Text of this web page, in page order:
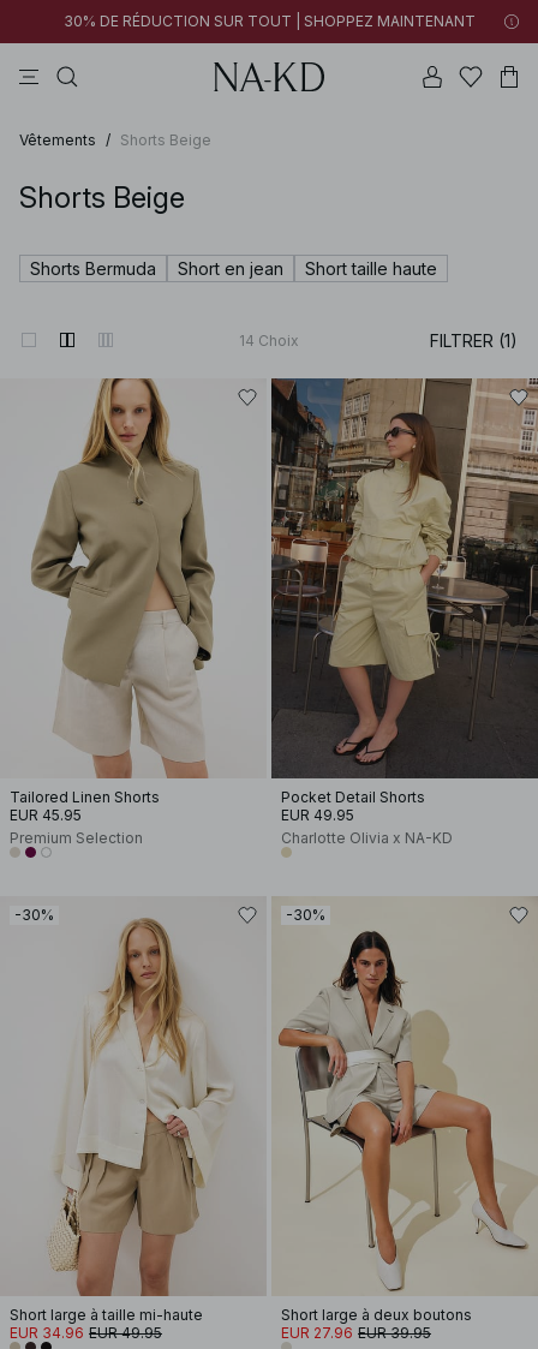
30% DE RÉDUCTION SUR TOUT | SHOPPEZ MAINTENANT
Vêtements / Shorts Beige
Shorts Beige
Shorts Bermuda Short en jean Short taille haute
14 Choix FILTRER (1)
Tailored Linen Shorts
EUR 45.95
Premium Selection
Pocket Detail Shorts
EUR 49.95
Charlotte Olivia x NA-KD
-30%
Short large à taille mi-haute
EUR 34.96 EUR 49.95
-30%
Short large à deux boutons
EUR 27.96 EUR 39.95